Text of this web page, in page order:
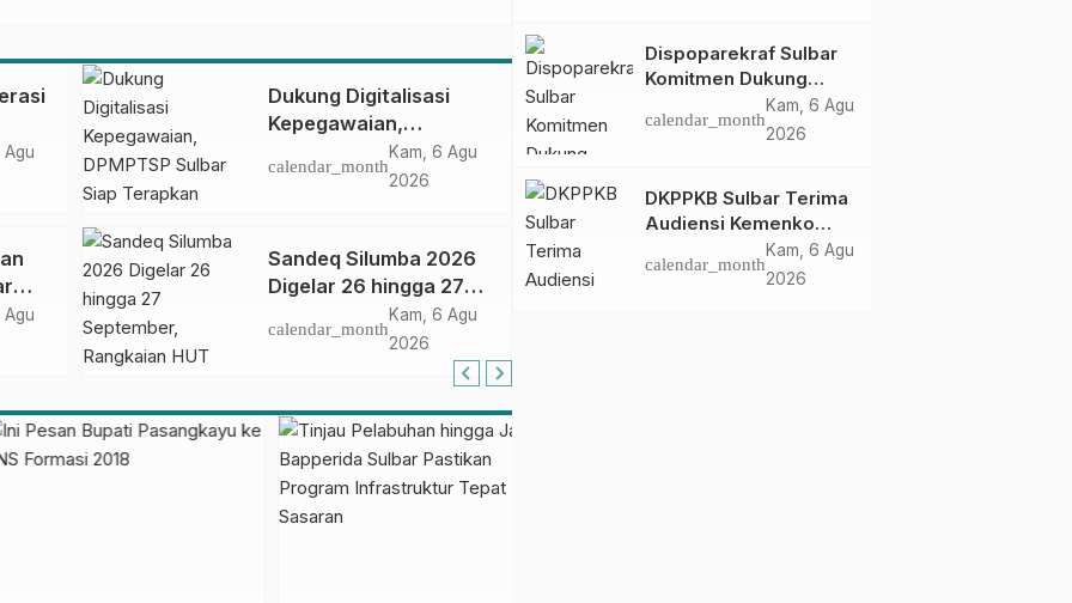
Agu
Dukung Digitalisasi
Kepegawaian,
DPMPTSP Sulbar Siap
Terapkan Aplikasi
calendar_month
Kam, 6 Agu
2026
Agu
Sandeq Silumba 2026
Digelar 26 hingga 27
September, Rangkaian
HUT Sulbar
calendar_month
Kam, 6 Agu
2026
Dispoparekraf Sulbar
Komitmen Dukung
Penyusunan RAD
TPB/SDGs Sulawesi
calendar_month
Kam, 6 Agu
2026
DKPPKB Sulbar Terima
Audiensi Kemenko
Kumham Imipas RI,
Perkuat Pelayanan
calendar_month
Kam, 6 Agu
2026